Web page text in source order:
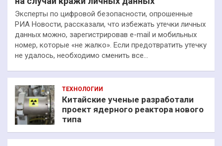
Эксперты по цифровой безопасности, опрошенные
РИА Новости, рассказали, что избежать утечки личных
данных можно, зарегистрировав e-mail и мобильных
номер, которые «не жалко». Если предотвратить утечку
не удалось, необходимо сменить все…
ТЕХНОЛОГИИ
Китайские ученые разработали
проект ядерного реактора нового
типа